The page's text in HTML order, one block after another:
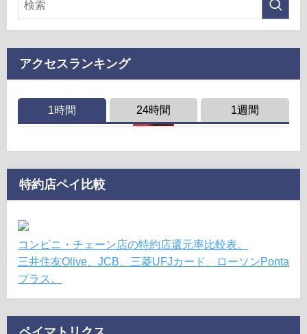
アクセスランキング
1時間 24時間 1週間
特約店ペイ比較
コンビニ・チェーン店の特約店還元率比較表。
三井住友Olive、JCB、三菱UFJカード、ローソンPonta
プラス。